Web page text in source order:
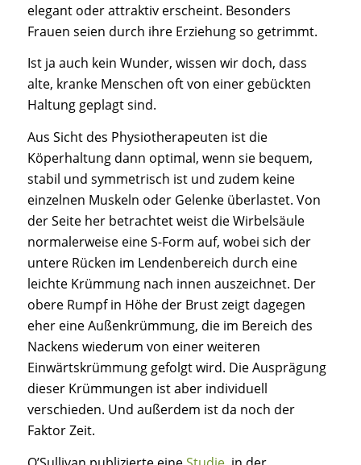
elegant oder attraktiv erscheint. Besonders
Frauen seien durch ihre Erziehung so getrimmt.
Ist ja auch kein Wunder, wissen wir doch, dass
alte, kranke Menschen oft von einer gebückten
Haltung geplagt sind.
Aus Sicht des Physiotherapeuten ist die
Köperhaltung dann optimal, wenn sie bequem,
stabil und symmetrisch ist und zudem keine
einzelnen Muskeln oder Gelenke überlastet. Von
der Seite her betrachtet weist die Wirbelsäule
normalerweise eine S-Form auf, wobei sich der
untere Rücken im Lendenbereich durch eine
leichte Krümmung nach innen auszeichnet. Der
obere Rumpf in Höhe der Brust zeigt dagegen
eher eine Außenkrümmung, die im Bereich des
Nackens wiederum von einer weiteren
Einwärtskrümmung gefolgt wird. Die Ausprägung
dieser Krümmungen ist aber individuell
verschieden. Und außerdem ist da noch der
Faktor Zeit.